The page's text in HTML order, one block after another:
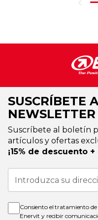
SUSCRÍBETE
NEWSLETTER
Suscríbete al boletín
artículos y ofertas
¡15% de descuento
Inscríbase
nuestro
de
noticias:
Consiento el tratamiento
Enervit y recibir